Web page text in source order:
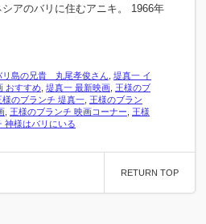
アのバリに住むアニキ。 1966年
リ島の兄貴 丸尾孝俊さん 堤真一 イ
おすすめ 堤真一 最新映画 王様のブ
様のブランチ 堤真一 王様のブラン
王様のブランチ 映画コーナー
王様
神様はバリにいる
RETURN TOP